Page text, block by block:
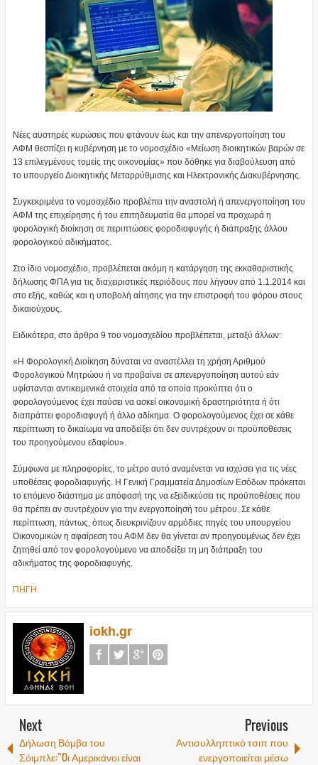
Νέες αυστηρές κυρώσεις που φτάνουν έως και την απενεργοποίηση του
ΑΦΜ θεσπίζει η κυβέρνηση με το νομοσχέδιο «Μείωση διοικητικών βαρών σε
13 επιλεγμένους τομείς της οικονομίας» που δόθηκε για διαβούλευση από
το υπουργείο Διοικητικής Μεταρρύθμισης και Ηλεκτρονικής Διακυβέρνησης.
Συγκεκριμένα το νομοσχέδιο προβλέπει την αναστολή ή απενεργοποίηση του
ΑΦΜ της επιχείρησης ή του επιτηδευματία θα μπορεί να προχωρά η
φορολογική διοίκηση σε περιπτώσεις φοροδιαφυγής ή διάπραξης άλλου
φορολογικού αδικήματος.
Στο ίδιο νομοσχέδιο, προβλέπεται ακόμη η κατάργηση της εκκαθαριστικής
δήλωσης ΦΠΑ για τις διαχειριστικές περιόδους που λήγουν από 1.1.2014 και
στο εξής, καθώς και η υποβολή αίτησης για την επιστροφή του φόρου στους
δικαιούχους.
Ειδικότερα, στο άρθρο 9 του νομοσχεδίου προβλέπεται, μεταξύ άλλων:
«Η Φορολογική Διοίκηση δύναται να αναστέλλει τη χρήση Αριθμού
Φορολογικού Μητρώου ή να προβαίνει σε απενεργοποίηση αυτού εάν
υφίστανται αντικειμενικά στοιχεία από τα οποία προκύπτει ότι ο
φορολογούμενος έχει παύσει να ασκεί οικονομική δραστηριότητα ή ότι
διαπράττει φοροδιαφυγή ή άλλο αδίκημα. Ο φορολογούμενος έχει σε κάθε
περίπτωση το δικαίωμα να αποδείξει ότι δεν συντρέχουν οι προϋποθέσεις
του προηγούμενου εδαφίου».
Σύμφωνα με πληροφορίες, το μέτρο αυτό αναμένεται να ισχύσει για τις νέες
υποθέσεις φοροδιαφυγής. Η Γενική Γραμματεία Δημοσίων Εσόδων πρόκειται
το επόμενο διάστημα με απόφασή της να εξειδικεύσει τις προϋποθέσεις που
θα πρέπει αν συντρέχουν για την ενεργοποίησή του μέτρου. Σε κάθε
περίπτωση, πάντως, όπως διευκρινίζουν αρμόδιες πηγές του υπουργείου
Οικονομικών η αφαίρεση του ΑΦΜ δεν θα γίνεται αν προηγουμένως δεν έχει
ζητηθεί από τον φορολογούμενο να αποδείξει τη μη διάπραξη του
αδικήματος της φοροδιαφυγής.
ΠΗΓΗ
iokh.gr
Next
Δήλωση Βόμβα του
Σόιμπλε:”Oι Αμερικάνοι είναι
Previous
Αντισυλληπτικό τσιπ που
ενεργοποιείται μέσω